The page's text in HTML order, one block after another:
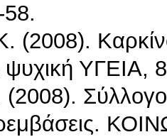
(2008).
ΥΓΕΙΑ,